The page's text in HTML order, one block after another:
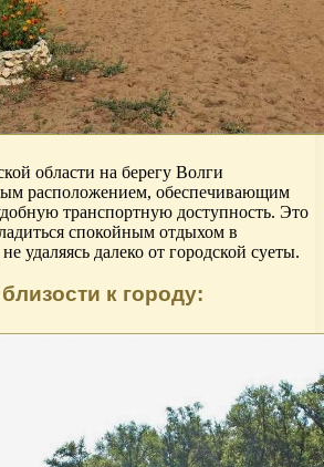
области на берегу Волги
расположением, обеспечивающим
транспортную доступность. Это
спокойным отдыхом в
удаляясь далеко от городской суеты.
к городу: